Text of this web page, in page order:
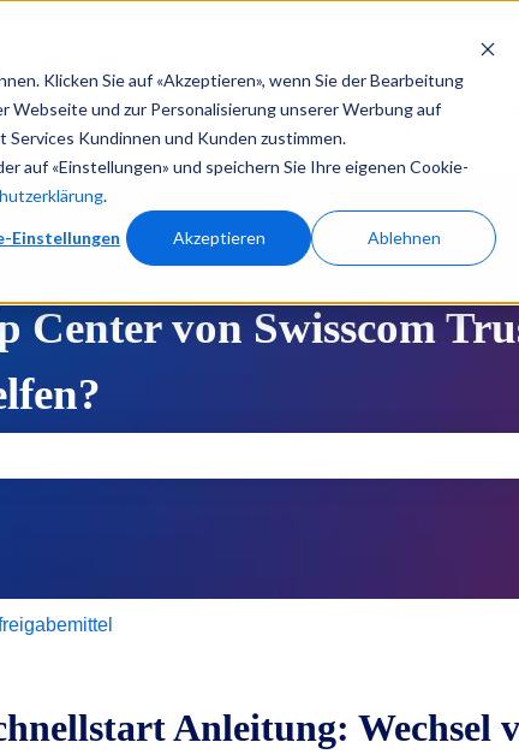
Klicken Sie auf «Akzeptieren», wenn Sie der Bearbeitung
Webseite und zur Personalisierung unserer Werbung auf
Kundinnen und Kunden zustimmen.
auf «Einstellungen» und speichern Sie Ihre eigenen Cookie-
.
Einstellungen Akzeptieren Ablehnen
Help Center
von Swisscom
Anleitung: Wechsel